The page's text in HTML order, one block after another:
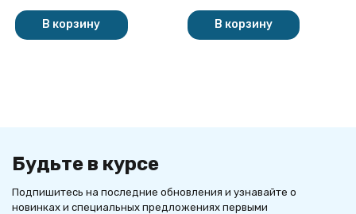
В корзину В корзину
Будьте в курсе
Подпишитесь на последние обновления и узнавайте о
новинках и специальных предложениях первыми